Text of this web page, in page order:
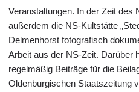
Veranstaltungen. In der Zeit des
außerdem die NS-Kultstätte
Delmenhorst fotografisch
Arbeit aus der NS-Zeit. Darüber
regelmäßig Beiträge für die
Oldenburgischen Staatszeitung